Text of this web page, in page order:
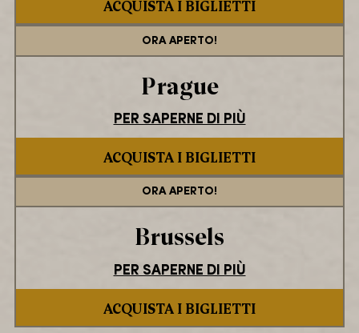
ACQUISTA I BIGLIETTI
ORA APERTO!
Prague
PER SAPERNE DI PIÙ
ACQUISTA I BIGLIETTI
ORA APERTO!
Brussels
PER SAPERNE DI PIÙ
ACQUISTA I BIGLIETTI